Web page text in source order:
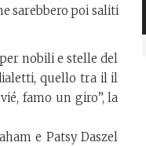
sarebbero poi saliti
nobili e stelle del
quello tra il il
famo un giro”, la
e Patsy Daszel